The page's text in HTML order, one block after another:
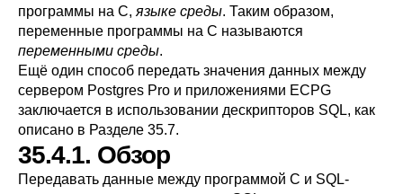
программы на C, языке среды. Таким образом,
переменные программы на C называются
переменными среды.
Ещё один способ передать значения данных между
сервером Postgres Pro и приложениями ECPG
заключается в использовании дескрипторов SQL, как
описано в Разделе 35.7.
35.4.1. Обзор
Передавать данные между программой C и SQL-